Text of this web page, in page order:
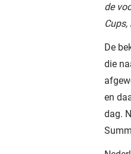
de
De
die
en
dag.